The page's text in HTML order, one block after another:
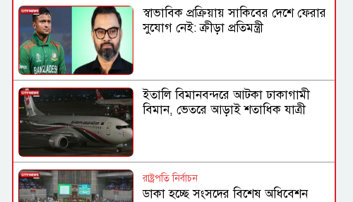
স্বাভাবিক প্রক্রিয়ায় সাকিবের দেশে ফেরার
সুযোগ নেই: ক্রীড়া প্রতিমন্ত্রী
ইতালি বিমানবন্দরে আটকা ঢাকাগামী
বিমান, ভেতরে আড়াই শতাধিক যাত্রী
রাষ্ট্রপতি নির্বাচন
ডাকা হচ্ছে সংসদের বিশেষ অধিবেশন